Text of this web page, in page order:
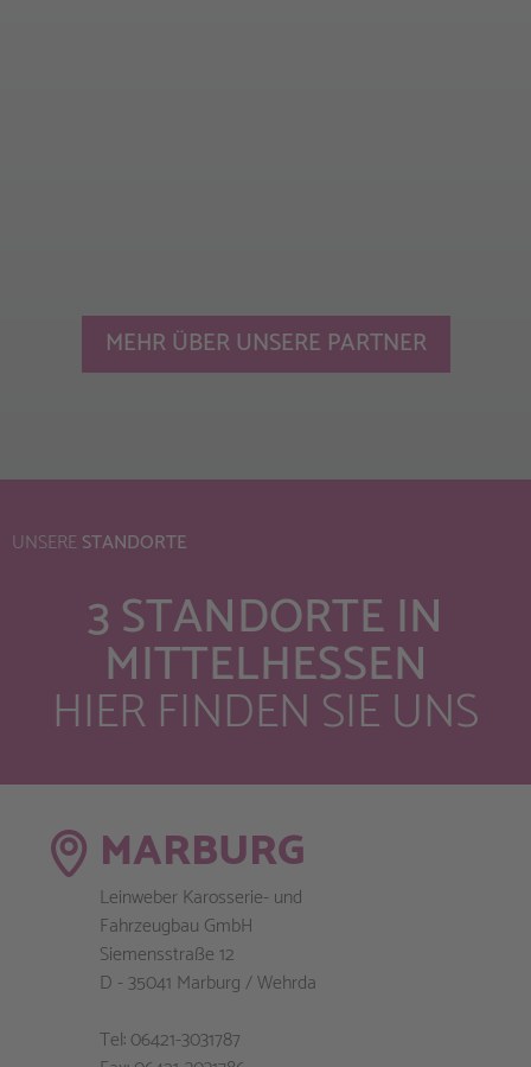
MEHR ÜBER UNSERE PARTNER
UNSERESTANDORTE
3 STANDORTE IN
MITTELHESSEN
HIER FINDEN SIE UNS
MARBURG
Leinweber Karosserie- und
Fahrzeugbau GmbH
Siemensstraße 12
D - 35041 Marburg / Wehrda
Tel: 06421-3031787